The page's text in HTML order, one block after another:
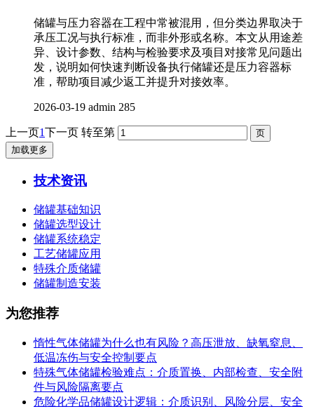
储罐与压力容器在工程中常被混用，但分类边界取决于
承压工况与执行标准，而非外形或名称。本文从用途差
异、设计参数、结构与检验要求及项目对接常见问题出
发，说明如何快速判断设备执行储罐还是压力容器标
准，帮助项目减少返工并提升对接效率。
2026-03-19 admin 285
上一页1下一页 转至第
加载更多
技术资讯
储罐基础知识
储罐选型设计
储罐系统稳定
工艺储罐应用
特殊介质储罐
储罐制造安装
为您推荐
惰性气体储罐为什么也有风险？高压泄放、缺氧窒息、
低温冻伤与安全控制要点
特殊气体储罐检验难点：介质置换、内部检查、安全附
件与风险隔离要点
危险化学品储罐设计逻辑：介质识别、风险分层、安全